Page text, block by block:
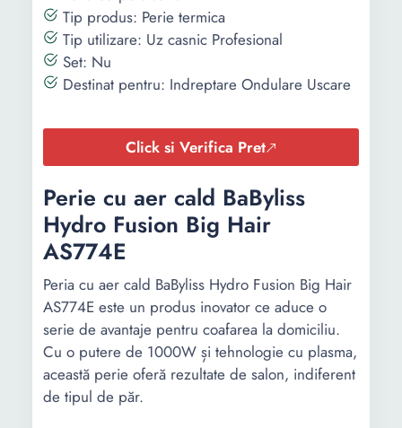
Tip produs: Perie termica
Tip utilizare: Uz casnic Profesional
Set: Nu
Destinat pentru: Indreptare Ondulare Uscare
Click si Verifica Pret
Perie cu aer cald BaByliss
Hydro Fusion Big Hair
AS774E
Peria cu aer cald BaByliss Hydro Fusion Big Hair
AS774E este un produs inovator ce aduce o
serie de avantaje pentru coafarea la domiciliu.
Cu o putere de 1000W și tehnologie cu plasma,
această perie oferă rezultate de salon, indiferent
de tipul de păr.